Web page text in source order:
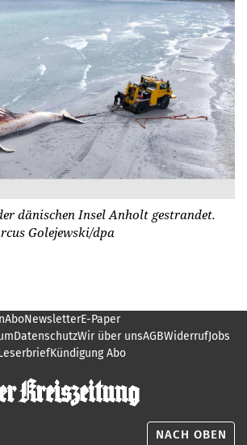
dänischen Insel Anholt gestrandet.
Golejewski/dpa
AboNewsletterE-Paper
DatenschutzWir über unsAGBWiderrufJobs
Kündigung Abo
NACH OBEN